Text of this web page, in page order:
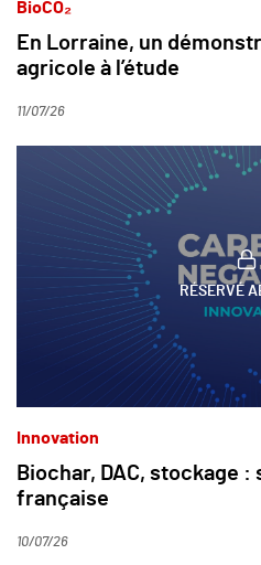
BioCO₂
En Lorraine, un
agricole à l’étude
11/07/26
RÉSERVÉ
Innovation
Biochar, DAC, stockage
française
10/07/26